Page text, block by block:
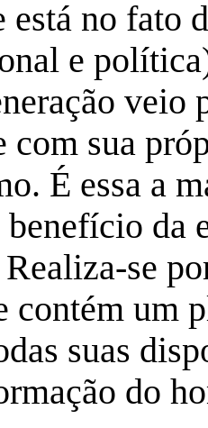
no fato
e
veio
com sua
É essa a
da
se
contém um
suas
do